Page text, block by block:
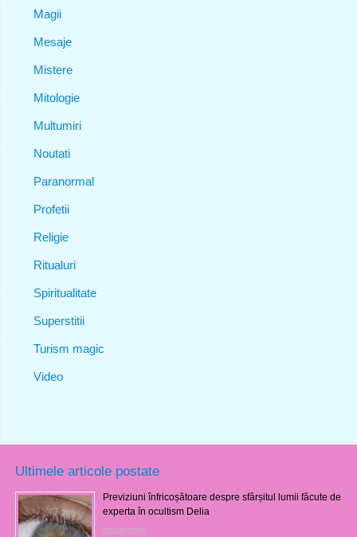
Magii
Mesaje
Mistere
Mitologie
Multumiri
Noutati
Paranormal
Profetii
Religie
Ritualuri
Spiritualitate
Superstitii
Turism magic
Video
Ultimele articole postate
Previziuni înfricoșătoare despre sfârșitul lumii făcute de
experta în ocultism Delia
08/08/2026